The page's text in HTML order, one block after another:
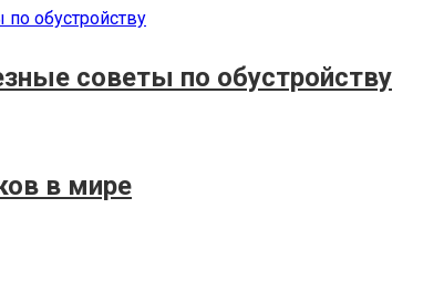
советы по обустройству
в мире